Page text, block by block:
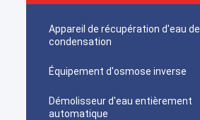
Appareil de récupération d'eau de
condensation
Équipement d'osmose inverse
Démolisseur d'eau entièrement
automatique